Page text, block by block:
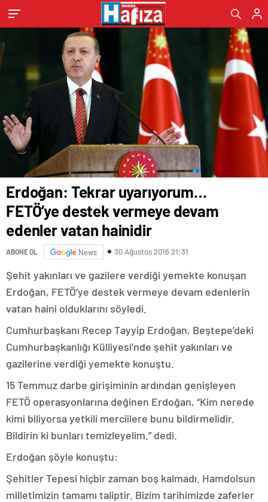
Erdoğan: Tekrar uyarıyorum…
FETÖ’ye destek vermeye devam
edenler vatan hainidir
ABONE OL News 30 Ağustos 2016 21:31
Şehit yakınları ve gazilere verdiği yemekte konuşan
Erdoğan, FETÖ’ye destek vermeye devam edenlerin
vatan haini olduklarını söyledi.
Cumhurbaşkanı Recep Tayyip Erdoğan, Beştepe’deki
Cumhurbaşkanlığı Külliyesi’nde şehit yakınları ve
gazilerine verdiği yemekte konuştu.
15 Temmuz darbe girişiminin ardından genişleyen
FETÖ operasyonlarına değinen Erdoğan, “Kim nerede
kimi biliyorsa yetkili merciilere bunu bildirmelidir.
Bildirin ki bunları temizleyelim.” dedi.
Erdoğan şöyle konuştu:
Şehitler Tepesi hiçbir zaman boş kalmadı. Hamdolsun
milletimizin tamamı taliptir. Bizim tarihimizde zaferler